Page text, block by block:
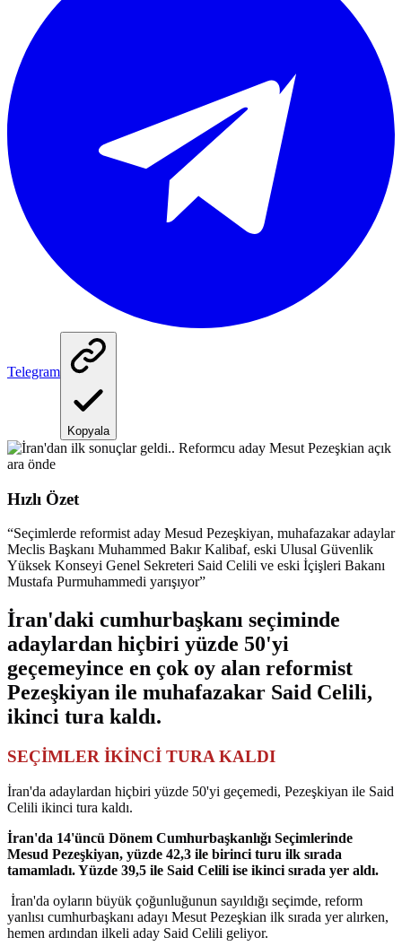
Telegram
Kopyala
Hızlı Özet
“Seçimlerde reformist aday Mesud Pezeşkiyan, muhafazakar adaylar
Meclis Başkanı Muhammed Bakır Kalibaf, eski Ulusal Güvenlik
Yüksek Konseyi Genel Sekreteri Said Celili ve eski İçişleri Bakanı
Mustafa Purmuhammedi yarışıyor”
İran'daki cumhurbaşkanı seçiminde
adaylardan hiçbiri yüzde 50'yi
geçemeyince en çok oy alan reformist
Pezeşkiyan ile muhafazakar Said Celili,
ikinci tura kaldı.
SEÇİMLER İKİNCİ TURA KALDI
İran'da adaylardan hiçbiri yüzde 50'yi geçemedi, Pezeşkiyan ile Said
Celili ikinci tura kaldı.
İran'da 14'üncü Dönem Cumhurbaşkanlığı Seçimlerinde
Mesud Pezeşkiyan, yüzde 42,3 ile birinci turu ilk sırada
tamamladı. Yüzde 39,5 ile Said Celili ise ikinci sırada yer aldı.
İran'da oyların büyük çoğunluğunun sayıldığı seçimde, reform
yanlısı cumhurbaşkanı adayı Mesut Pezeşkian ilk sırada yer alırken,
hemen ardından ilkeli aday Said Celili geliyor.